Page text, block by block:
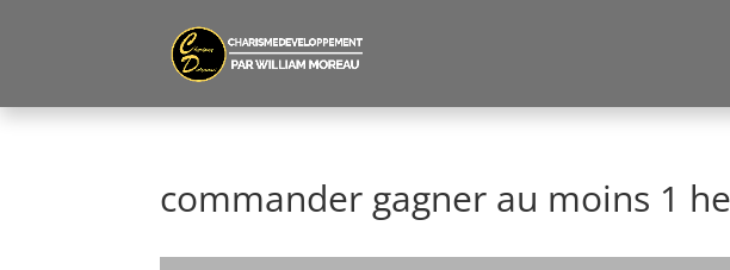
commander gagner au moins 1